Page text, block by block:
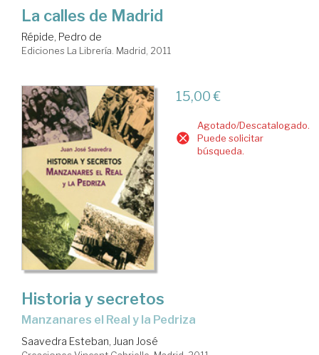
La calles de Madrid
Répide, Pedro de
Ediciones La Librería. Madrid, 2011
15,00 €
Agotado/Descatalogado.
Puede solicitar
búsqueda.
Historia y secretos
Manzanares el Real y la Pedriza
Saavedra Esteban, Juan José